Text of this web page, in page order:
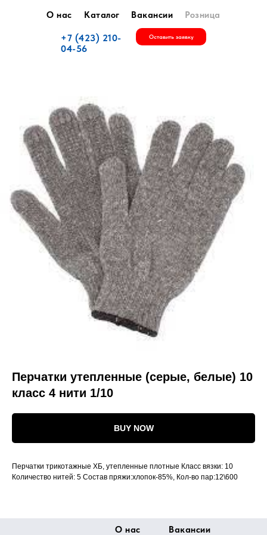
+7 (423) 210-
04-56
Оставить заявку
О нас Каталог Вакансии Розница
Перчатки утепленные (серые, белые) 10
класс 4 нити 1/10
BUY NOW
Перчатки трикотажные ХБ, утепленные плотные Класс вязки: 10
Количество нитей: 5 Состав пряжи:хлопок-85%, Кол-во пар:12\600
О нас Вакансии